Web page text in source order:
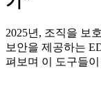
2025년, 조직을 보
보안을 제공하는
펴보며 이 도구들